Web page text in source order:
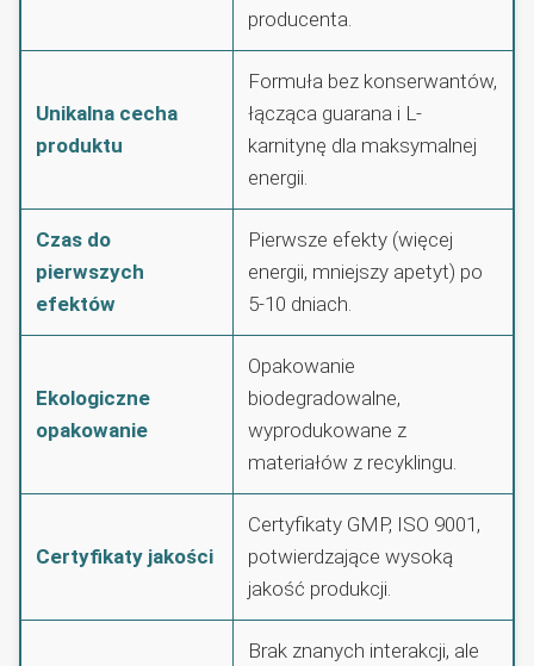
producenta.
Unikalna cecha
produktu
Formuła bez konserwantów,
łącząca guarana i L-
karnitynę dla maksymalnej
energii.
Czas do
pierwszych
efektów
Pierwsze efekty (więcej
energii, mniejszy apetyt) po
5-10 dniach.
Ekologiczne
opakowanie
Opakowanie
biodegradowalne,
wyprodukowane z
materiałów z recyklingu.
Certyfikaty jakości
Certyfikaty GMP, ISO 9001,
potwierdzające wysoką
jakość produkcji.
Brak znanych interakcji, ale